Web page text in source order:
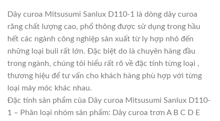
Dây curoa Mitsusumi Sanlux D110-1 là dòng dây curoa
răng chất lượng cao, phổ thông được sử dụng trong hầu
hết các ngành công nghiệp sản xuất từ ly hợp nhỏ đến
những loại buli rất lớn. Đặc biệt do là chuyên hàng đầu
trong ngành, chúng tôi hiểu rất rõ về đặc tính từng loại ,
thương hiệu để tư vấn cho khách hàng phù hợp với từng
loại máy móc khác nhau.
Đặc tính sản phẩm của Dây curoa Mitsusumi Sanlux D110-
1 – Phân loại nhóm sản phẩm: Dây curoa trơn A B C D E